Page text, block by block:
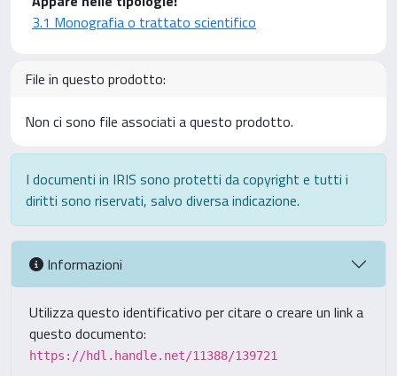
3.1 Monografia o trattato scientifico
File in questo prodotto:
Non ci sono file associati a questo prodotto.
I documenti in IRIS sono protetti da copyright e tutti i
diritti sono riservati, salvo diversa indicazione.
Informazioni
Utilizza questo identificativo per citare o creare un link a
questo documento:
https://hdl.handle.net/11388/139721